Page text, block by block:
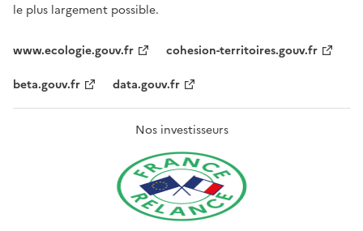
le plus largement possible.
www.ecologie.gouv.fr
cohesion-territoires.gouv.fr
beta.gouv.fr
data.gouv.fr
Nos investisseurs